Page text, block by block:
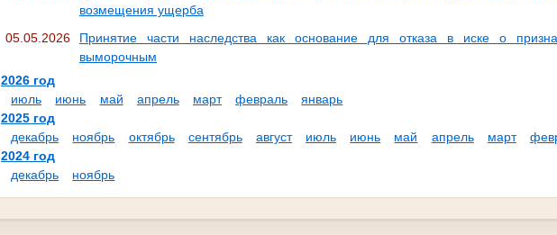
возмещения ущерба
05.05.2026
Принятие части наследства как основание для отказа в иске о
выморочным
2026 год
июль
июнь май апрель март февраль
январь
2025 год
декабрь
ноябрь октябрь сентябрь август июль июнь май апрель март
2024 год
декабрь
ноябрь